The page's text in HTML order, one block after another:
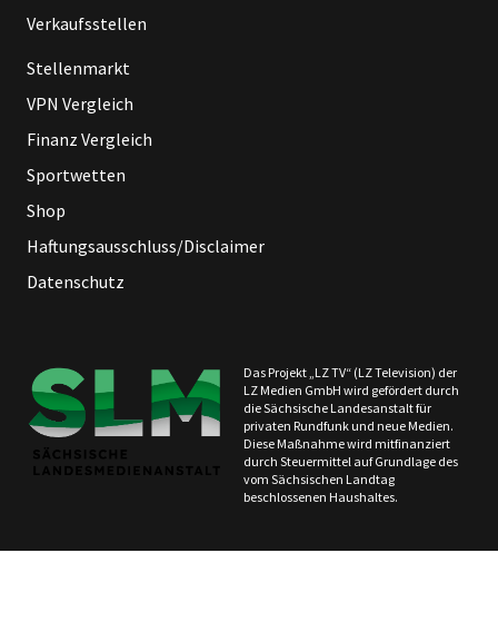
Verkaufsstellen
Stellenmarkt
VPN Vergleich
Finanz Vergleich
Sportwetten
Shop
Haftungsausschluss/Disclaimer
Datenschutz
Das Projekt „LZ TV“ (LZ Television) der
LZ Medien GmbH wird gefördert durch
die Sächsische Landesanstalt für
privaten Rundfunk und neue Medien.
Diese Maßnahme wird mitfinanziert
durch Steuermittel auf Grundlage des
vom Sächsischen Landtag
beschlossenen Haushaltes.